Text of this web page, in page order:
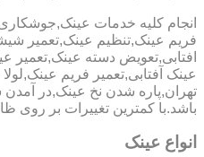
انجام کلیه خدمات
فریم عینک,تنظیم عینک,تعمیر
افتابی,تعویض دسته عینک,تعمیر
عینک آفتابی,تعمیر فریم
تهران,پاره شدن نخ عینک,در
باشد.با کمترین تغییرات بر
انواع عینک